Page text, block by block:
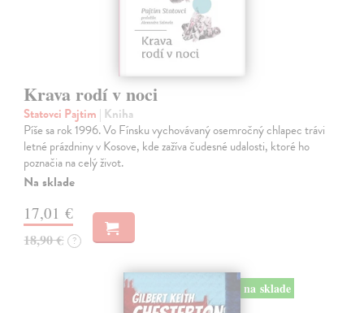
Krava rodí v noci
Statovci Pajtim | Kniha
Píše sa rok 1996. Vo Fínsku vychovávaný osemročný chlapec trávi
letné prázdniny v Kosove, kde zažíva čudesné udalosti, ktoré ho
poznačia na celý život.
Na sklade
17,01 €
18,90 € ?
na sklade